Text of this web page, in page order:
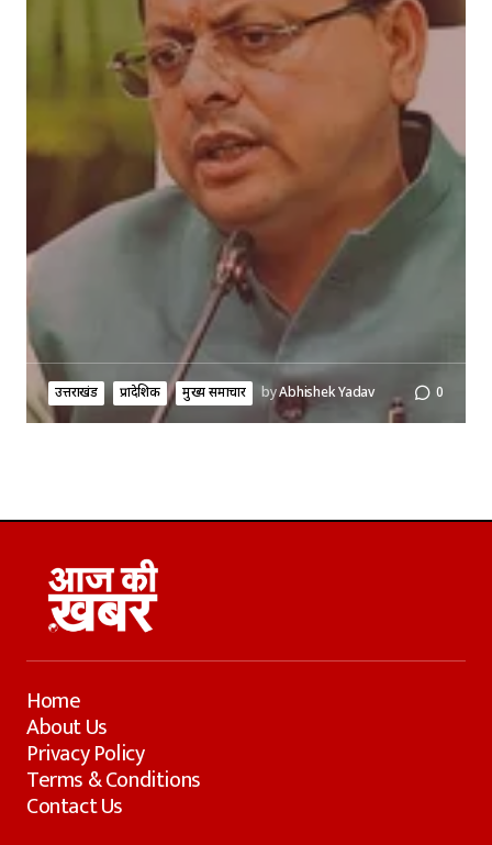
उत्तराखंड प्रादेशिक मुख्य समाचार byAbhishek Yadav 0
Home
About Us
Privacy Policy
Terms & Conditions
Contact Us